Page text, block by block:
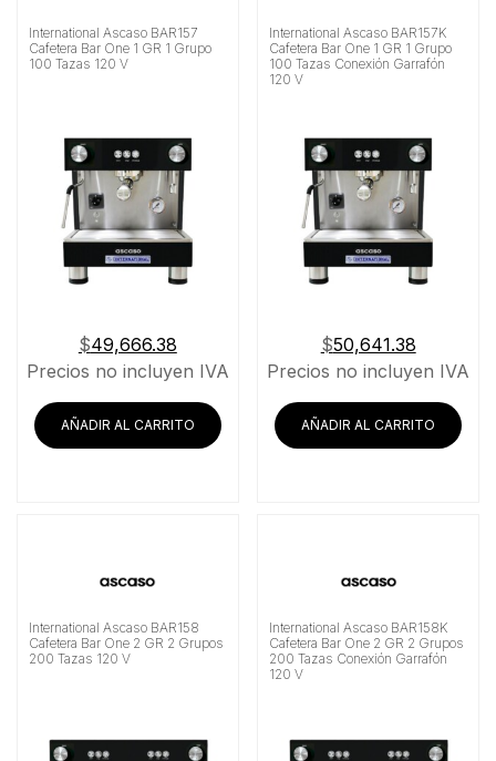
International Ascaso BAR157
Cafetera Bar One 1 GR 1 Grupo
100 Tazas 120 V
$49,666.38
Precios no incluyen IVA
AÑADIR AL CARRITO
International Ascaso BAR157K
Cafetera Bar One 1 GR 1 Grupo
100 Tazas Conexión Garrafón
120 V
$50,641.38
Precios no incluyen IVA
AÑADIR AL CARRITO
International Ascaso BAR158
Cafetera Bar One 2 GR 2 Grupos
200 Tazas 120 V
International Ascaso BAR158K
Cafetera Bar One 2 GR 2 Grupos
200 Tazas Conexión Garrafón
120 V